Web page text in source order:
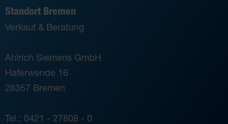
Standort Bremen
Verkauf & Beratung
Ahlrich Siemens GmbH
Haferwende 16
28357 Bremen
Tel.: 0421 - 27808 - 0